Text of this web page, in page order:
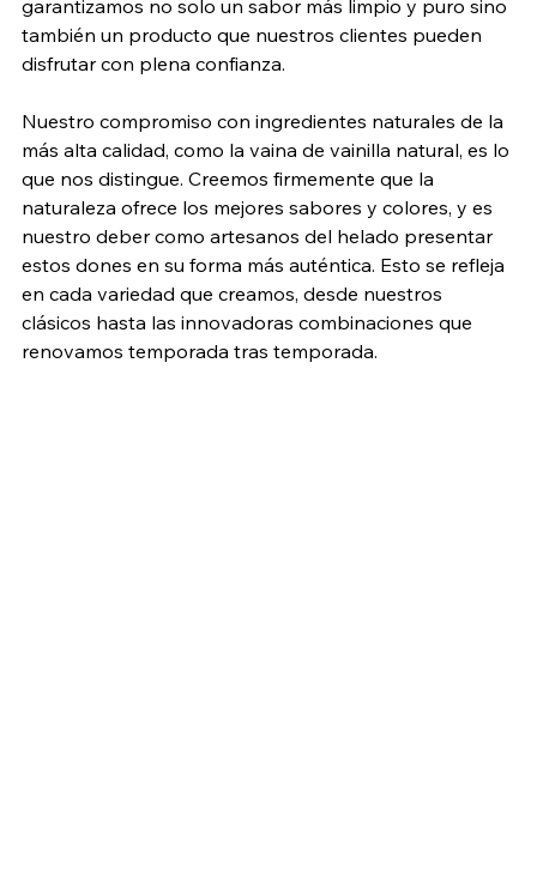
garantizamos no solo un sabor más limpio y puro sino
también un producto que nuestros clientes pueden
disfrutar con plena confianza.
Nuestro compromiso con ingredientes naturales de la
más alta calidad, como la vaina de vainilla natural, es lo
que nos distingue. Creemos firmemente que la
naturaleza ofrece los mejores sabores y colores, y es
nuestro deber como artesanos del helado presentar
estos dones en su forma más auténtica. Esto se refleja
en cada variedad que creamos, desde nuestros
clásicos hasta las innovadoras combinaciones que
renovamos temporada tras temporada.